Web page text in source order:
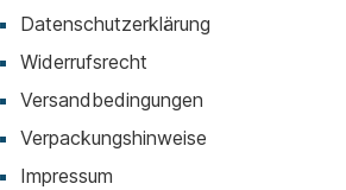
Datenschutzerklärung
Widerrufsrecht
Versandbedingungen
Verpackungshinweise
Impressum